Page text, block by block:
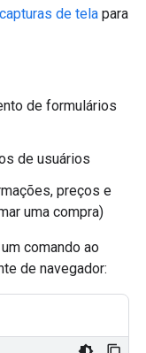
de tela para
de formulários
de usuários
preços e
uma compra)
comando ao
de navegador: